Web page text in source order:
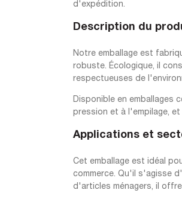
d'expédition.
Description du
Notre emballage est
robuste. Écologique, il
respectueuses de
Disponible en emballages
pression et à l'empilage,
Applications et
Cet emballage est idéal
commerce. Qu'il s'agisse
d'articles ménagers, il